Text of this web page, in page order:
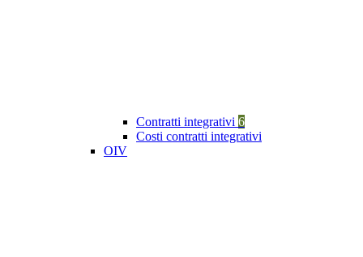
Contratti integrativi 6
Costi contratti integrativi
OIV